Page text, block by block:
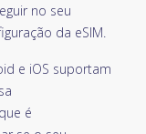
no seu
da eSIM.
e iOS suportam
é